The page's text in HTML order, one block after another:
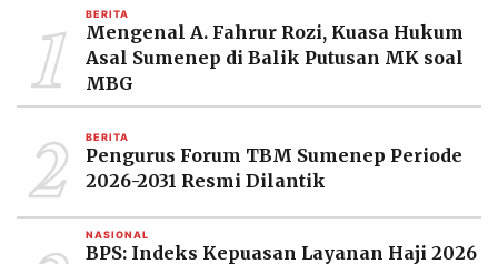
1 BERITA
Mengenal A. Fahrur Rozi, Kuasa Hukum
Asal Sumenep di Balik Putusan MK soal
MBG
2 BERITA
Pengurus Forum TBM Sumenep Periode
2026-2031 Resmi Dilantik
NASIONAL
BPS: Indeks Kepuasan Layanan Haji 2026